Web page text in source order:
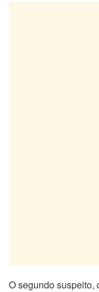
O segundo suspeito,